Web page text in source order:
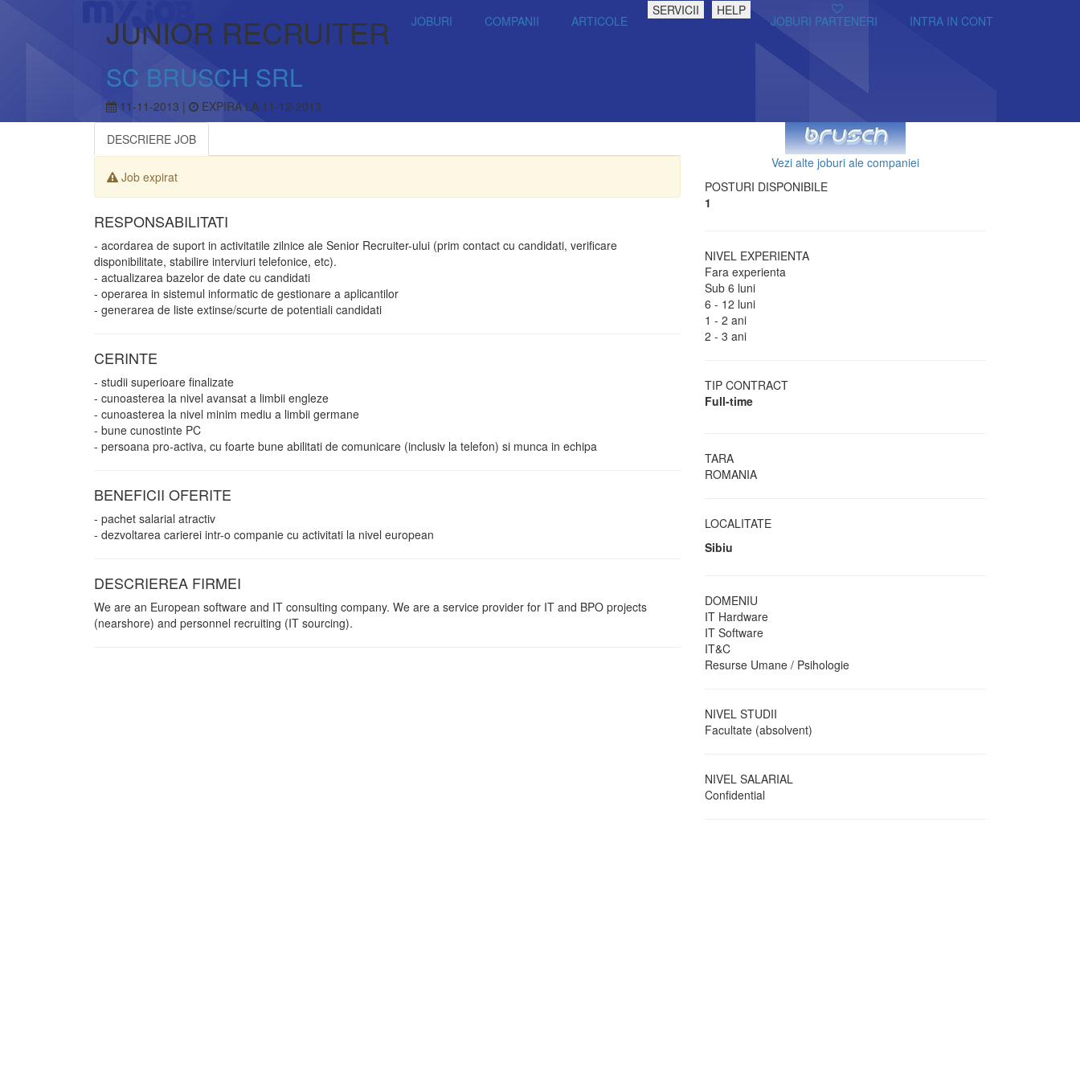
JOBURI COMPANII ARTICOLE
SERVICII HELP
JOBURI PARTENERI INTRA IN CONT
JUNIOR RECRUITER
SC BRUSCH SRL
11-11-2013 | EXPIRA LA 11-12-2013
Vezi alte joburi ale companiei
POSTURI DISPONIBILE
1
NIVEL EXPERIENTA
Fara experienta
Sub 6 luni
6 - 12 luni
1 - 2 ani
2 - 3 ani
TIP CONTRACT
Full-time
TARA
ROMANIA
LOCALITATE
Sibiu
DOMENIU
IT Hardware
IT Software
IT&C
Resurse Umane / Psihologie
NIVEL STUDII
Facultate (absolvent)
NIVEL SALARIAL
Confidential
DESCRIERE JOB
Job expirat
RESPONSABILITATI
- acordarea de suport in activitatile zilnice ale Senior Recruiter-ului (prim contact cu candidati, verificare
disponibilitate, stabilire interviuri telefonice, etc).
- actualizarea bazelor de date cu candidati
- operarea in sistemul informatic de gestionare a aplicantilor
- generarea de liste extinse/scurte de potentiali candidati
CERINTE
- studii superioare finalizate
- cunoasterea la nivel avansat a limbii engleze
- cunoasterea la nivel minim mediu a limbii germane
- bune cunostinte PC
- persoana pro-activa, cu foarte bune abilitati de comunicare (inclusiv la telefon) si munca in echipa
BENEFICII OFERITE
- pachet salarial atractiv
- dezvoltarea carierei intr-o companie cu activitati la nivel european
DESCRIEREA FIRMEI
We are an European software and IT consulting company. We are a service provider for IT and BPO projects
(nearshore) and personnel recruiting (IT sourcing).